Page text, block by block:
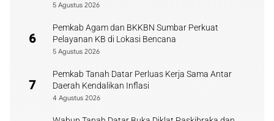
5 Agustus 2026
6
Pemkab Agam dan BKKBN Sumbar Perkuat
Pelayanan KB di Lokasi Bencana
5 Agustus 2026
7
Pemkab Tanah Datar Perluas Kerja Sama Antar
Daerah Kendalikan Inflasi
4 Agustus 2026